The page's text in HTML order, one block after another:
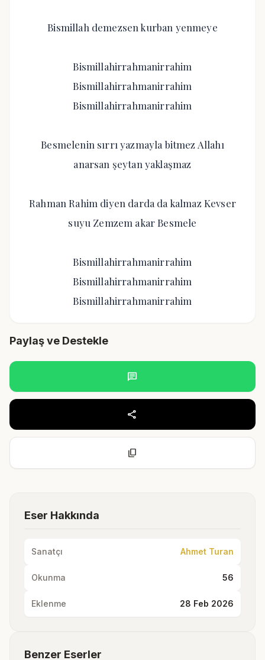
Bismillah demezsen kurban yenmeye
Bismillahirrahmanirrahim
Bismillahirrahmanirrahim
Bismillahirrahmanirrahim
Besmelenin sırrı yazmayla bitmez Allahı
anarsan şeytan yaklaşmaz
Rahman Rahim diyen darda da kalmaz Kevser
suyu Zemzem akar Besmele
Bismillahirrahmanirrahim
Bismillahirrahmanirrahim
Bismillahirrahmanirrahim
Paylaş ve Destekle
chat
share
content_copy
Eser Hakkında
Sanatçı Ahmet Turan
Okunma 56
Eklenme 28 Feb 2026
Benzer Eserler